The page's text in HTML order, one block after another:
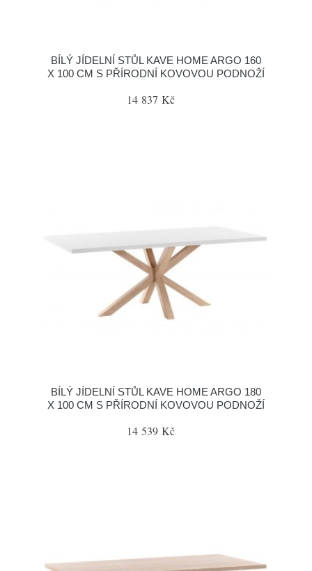
BÍLÝ JÍDELNÍ STŮL KAVE HOME ARGO 160
X 100 CM S PŘÍRODNÍ KOVOVOU PODNOŽÍ
14 837 Kč
BÍLÝ JÍDELNÍ STŮL KAVE HOME ARGO 180
X 100 CM S PŘÍRODNÍ KOVOVOU PODNOŽÍ
14 539 Kč